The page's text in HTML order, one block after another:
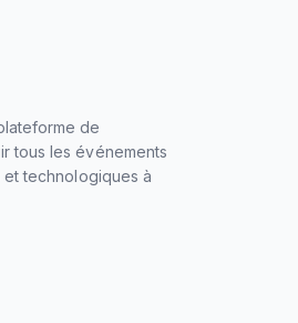
de
tous les événements
technologiques à